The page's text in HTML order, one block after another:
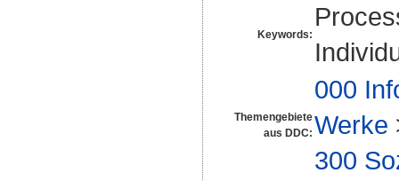
Keywords:
Themengebiete
aus DDC:
000
Werke
300